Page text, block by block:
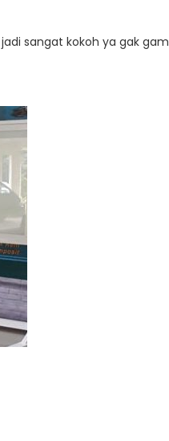
sangat kokoh ya gak